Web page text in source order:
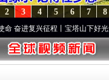
8
7
6
5
4
3
2
兴征程丨宝塔山下好光景..·[视